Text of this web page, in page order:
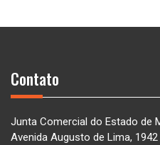
Contato
Junta Comercial do Estado de
Avenida Augusto de Lima,